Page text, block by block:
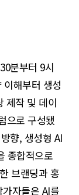
분부터 9시
이해부터 생성
제작 및 데이
으로 구성됐
향, 생성형 AI
종합적으로
브랜딩과 홍
자들은 AI를